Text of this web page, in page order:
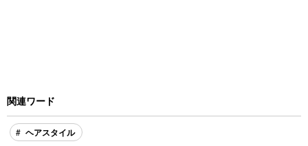
関連ワード
ヘアスタイル